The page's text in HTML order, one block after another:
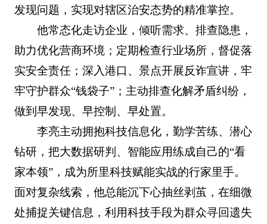
发现问题，实现对辖区治安态势的精准掌控。
他常态化走访企业，倾听需求、排查隐患，
助力优化营商环境；定期检查行业场所，督促落
实安全责任；深入港口、景点开展反诈宣讲，牢
牢守护群众“钱袋子”；主动排查化解矛盾纠纷，
做到早发现、早控制、早处置。
李亮主动拥抱科技信息化，勤学苦练、潜心
钻研，把大数据研判、智能应用练成自己的“看
家本领”，成为所里科技赋能实战的行家里手。
面对复杂线索，他总能沉下心抽丝剥茧，在细微
处捕捉关键信息，利用科技手段为群众寻回遗失